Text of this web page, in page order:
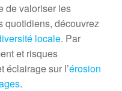
de valoriser les
quotidiens, découvrez
locale. Par
et risques
éclairage sur l’érosion
.